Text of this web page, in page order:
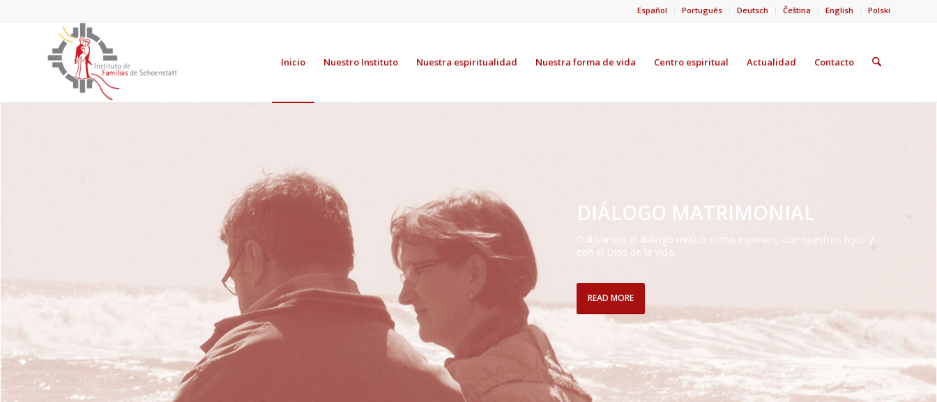
Español Português Deutsch Čeština English Polski
Inicio Nuestro Instituto Nuestra espiritualidad Nuestra forma de vida Centro espiritual Actualidad Contacto
DIÁLOGO MATRIMONIAL
Cultivamos el diálogo mutuo como esposos, con nuestros hijos y
con el Dios de la Vida.
READ MORE